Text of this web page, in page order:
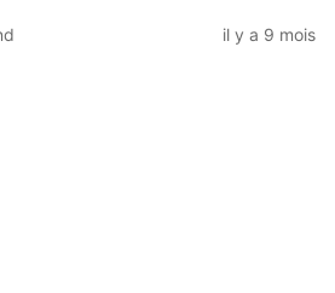
il y a 9 mois